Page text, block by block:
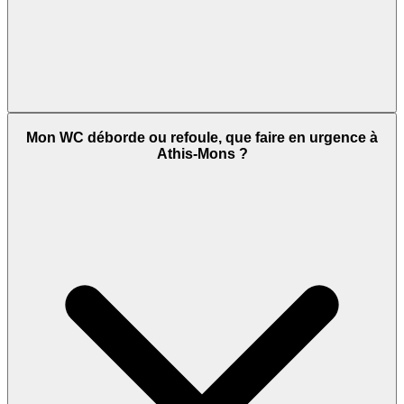
Mon WC déborde ou refoule, que faire en urgence à
Athis-Mons ?